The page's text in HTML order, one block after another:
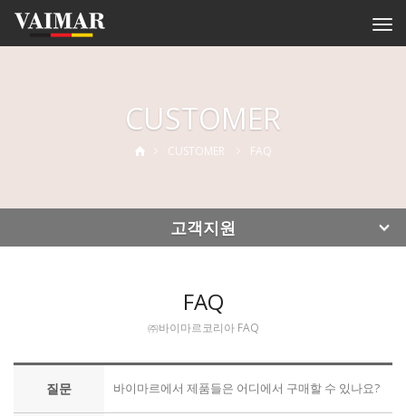
CUSTOMER
CUSTOMER FAQ
고객지원
FAQ
㈜바이마르코리아 FAQ
질문 바이마르에서 제품들은 어디에서 구매할 수 있나요?